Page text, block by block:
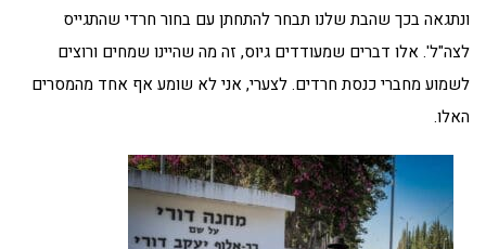
ונתגאה בכך שהבת שלנו תבחר להתחתן עם בחור חרדי שהתגייס
לצה"ל'. אלו דברים שמעודדים גיוס, זה מה שהיינו שמחים ורוצים
לשמוע מחברי כנסת חרדים. לצערי, אני לא שומע אף אחד מהמסרים
האלו.